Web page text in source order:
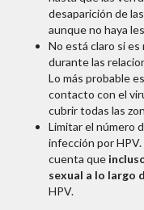
desaparición de
aunque no haya
No está claro si
durante las
Lo más probable
contacto con el
cubrir todas las
Limitar el número
infección por
cuenta que
sexual a lo largo
HPV.